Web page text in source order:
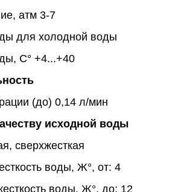
атм 3-7
для холодной воды
C° +4...+40
(до) 0,14 л/мин
исходной воды
сверхжесткая
воды, Ж°, от: 4
воды, Ж°, до: 12